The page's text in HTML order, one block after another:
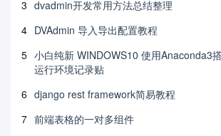
3 dvadmin开发常用方法总结整理
4 DVAdmin 导入导出配置教程
5 小白纯新 WINDOWS10 使用Anaconda3
运行环境记录贴
6 django rest framework简易教程
7 前端表格的一对多组件